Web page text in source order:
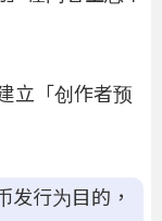
立「创作者预
发行为目的，